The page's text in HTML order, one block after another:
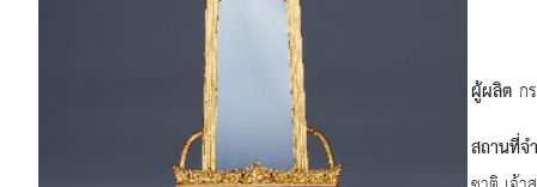
ผู้ผลิต ก
สถานที่จ